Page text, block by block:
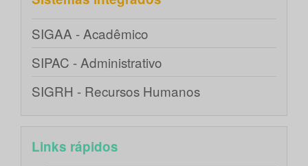
SIGAA - Acadêmico
SIPAC - Administrativo
SIGRH - Recursos Humanos
Links rápidos